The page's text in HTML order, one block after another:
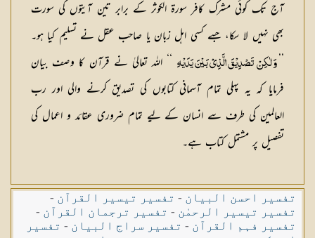
آج تک کوئی مشرک کافر سورۃ الکوثر کے برابر تین آیتوں کی سورت
بھی نہیں لا سکا، جسے کسی اہل زبان یا صاحب عقل نے تسلیم کیا ہو۔
وَ لٰكِنْ تَصْدِيْقَ الَّذِيْ بَيْنَ يَدَيْهِ
‘‘ اللہ تعالیٰ نے قرآن کا وصف بیان
فرمایا کہ یہ پہلی تمام آسمانی کتابوں کی تصدیق کرنے والی اور رب
العالمین کی طرف سے انسان کے لیے تمام ضروری عقائد و اعمال کی
تفصیل پر مشتمل کتاب ہے۔
تفسیر احسن البیان - تفسیر تیسیر القرآن -
تفسیر تیسیر الرحمٰن - تفسیر ترجمان القرآن -
تفسیر فہم القرآن - تفسیر سراج البیان - تفسیر